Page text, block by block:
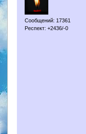
Сообщений: 17361
Респект: +2436/-0